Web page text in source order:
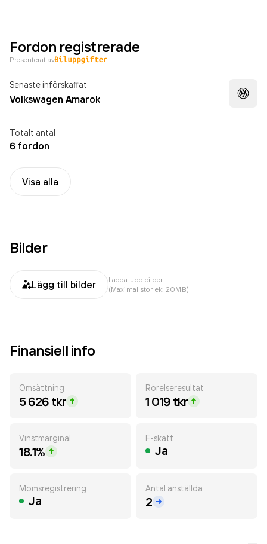
Fordon registrerade
Presenterat av
Senaste införskaffat
Volkswagen Amarok
Totalt antal
6 fordon
Visa alla
Bilder
Lägg till bilder
Ladda upp bilder
(Maximal storlek: 20MB)
Finansiell info
Omsättning
5 626 tkr
Rörelseresultat
1 019 tkr
Vinstmarginal
18.1%
F-skatt
Ja
Momsregistrering
Ja
Antal anställda
2